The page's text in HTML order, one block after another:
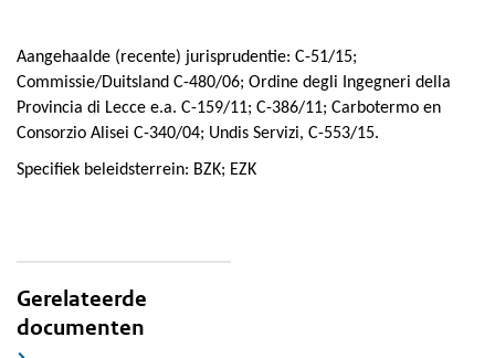
Aangehaalde (recente) jurisprudentie: C-51/15;
Commissie/Duitsland C-480/06; Ordine degli Ingegneri della
Provincia di Lecce e.a. C-159/11; C-386/11; Carbotermo en
Consorzio Alisei C-340/04; Undis Servizi, C-553/15.
Specifiek beleidsterrein: BZK; EZK
Gerelateerde
documenten